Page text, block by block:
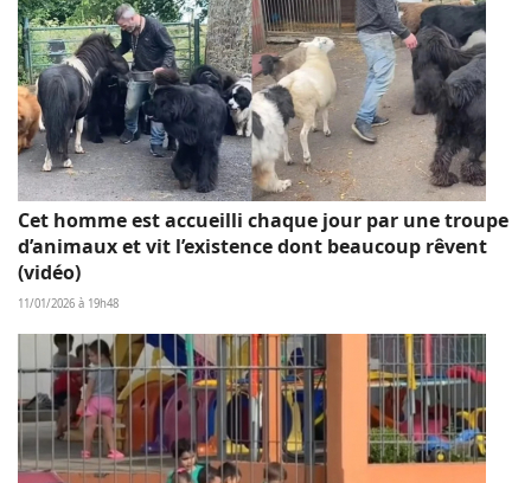
Cet homme est accueilli chaque jour par une troupe
d’animaux et vit l’existence dont beaucoup rêvent
(vidéo)
11/01/2026 à 19h48